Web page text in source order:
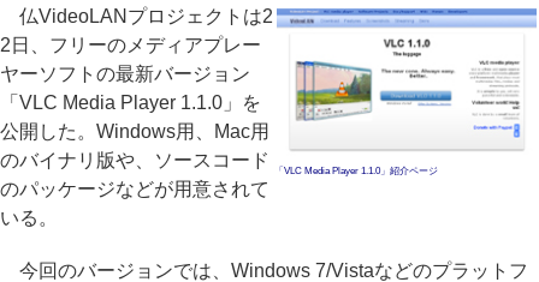
「VLC Media Player 1.1.0」紹介ページ
仏VideoLANプロジェクトは2
2日、フリーのメディアプレー
ヤーソフトの最新バージョン
「VLC Media Player 1.1.0」を
公開した。Windows用、Mac用
のバイナリ版や、ソースコード
のパッケージなどが用意されて
いる。
今回のバージョンでは、Windows 7/Vistaなどのプラットフ